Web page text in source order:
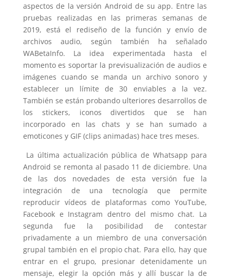
aspectos de la versión Android de su app. Entre las
pruebas realizadas en las primeras semanas de
2019, está el rediseño de la función y envío de
archivos audio, según también ha señalado
WABetaInfo. La idea experimentada hasta el
momento es soportar la previsualización de audios e
imágenes cuando se manda un archivo sonoro y
establecer un límite de 30 enviables a la vez.
También se están probando ulteriores desarrollos de
los stickers, iconos divertidos que se han
incorporado en las chats y se han sumado a
emoticones y GIF (clips animadas) hace tres meses.
La última actualización pública de Whatsapp para
Android se remonta al pasado 11 de diciembre. Una
de las dos novedades de esta versión fue la
integración de una tecnología que permite
reproducir vídeos de plataformas como YouTube,
Facebook e Instagram dentro del mismo chat. La
segunda fue la posibilidad de contestar
privadamente a un miembro de una conversación
grupal también en el propio chat. Para ello, hay que
entrar en el grupo, presionar detenidamente un
mensaje, elegir la opción más y allí buscar la de